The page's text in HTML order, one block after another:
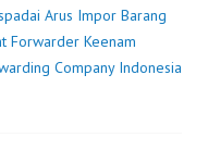
IMPOR
BARANG
Arus Impor Barang
Forwarder Keenam
Company Indonesia